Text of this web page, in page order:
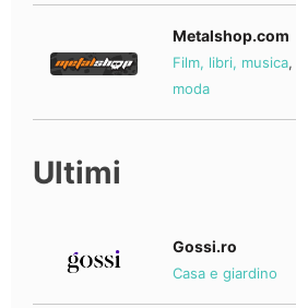
Metalshop.com
Film, libri, musica,
moda
Ultimi
Gossi.ro
Casa e giardino